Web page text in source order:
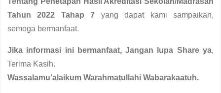
Tahun 2022 Tahap 7 yang dapat kami sampaikan,
semoga bermanfaat.
Jika informasi ini bermanfaat, Jangan lupa Share ya,
Terima Kasih.
Wassalamu’alaikum Warahmatullahi Wabarakaatuh.